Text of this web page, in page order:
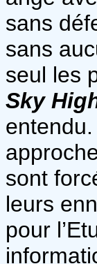
sans
sans
seul les
Sky
sont
leurs
pour